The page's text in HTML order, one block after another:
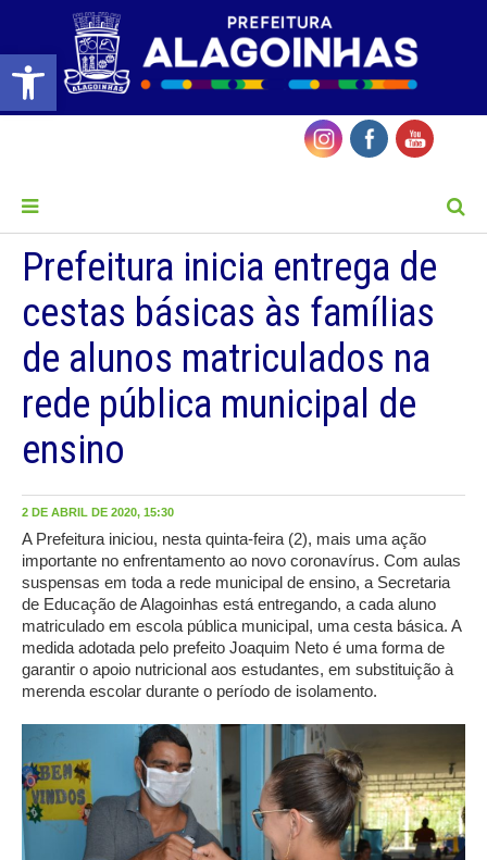
Barra de Ferramentas Aberta
Prefeitura inicia entrega de
cestas básicas às famílias
de alunos matriculados na
rede pública municipal de
ensino
2 DE ABRIL DE 2020, 15:30
A Prefeitura iniciou, nesta quinta-feira (2), mais uma ação
importante no enfrentamento ao novo coronavírus. Com aulas
suspensas em toda a rede municipal de ensino, a Secretaria
de Educação de Alagoinhas está entregando, a cada aluno
matriculado em escola pública municipal, uma cesta básica. A
medida adotada pelo prefeito Joaquim Neto é uma forma de
garantir o apoio nutricional aos estudantes, em substituição à
merenda escolar durante o período de isolamento.